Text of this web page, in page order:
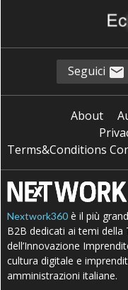
Seguici
About
Terms&Conditions
Nextwork360 è il più
B2B dedicati ai temi
dell’Innovazione
cultura digitale e
amministrazioni italiane.